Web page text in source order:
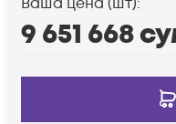
9 651 668